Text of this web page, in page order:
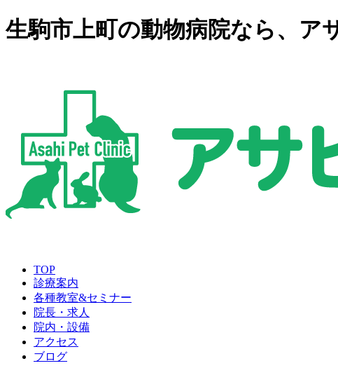
生駒市上町の動物病院なら、ア
TOP
診療案内
各種教室&セミナー
院長・求人
院内・設備
アクセス
ブログ